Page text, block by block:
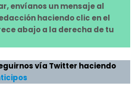
envíanos un mensaje al
haciendo clic en el
abajo a la derecha de tu
vía Twitter haciendo